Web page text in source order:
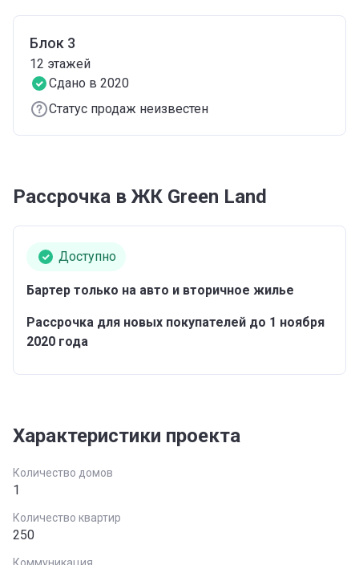
Блок 3
12 этажей
Сдано в 2020
Статус продаж неизвестен
Рассрочка в ЖК Green Land
Доступно
Бартер только на авто и вторичное жилье
Рассрочка для новых покупателей до 1 ноября
2020 года
Характеристики проекта
Количество домов
1
Количество квартир
250